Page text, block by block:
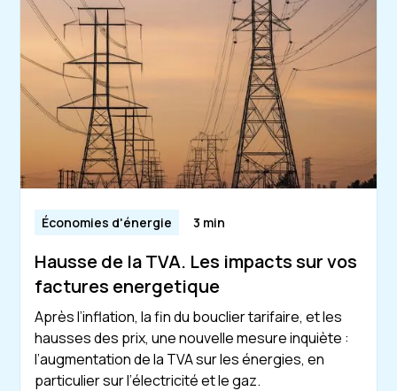
Économies d'énergie 3 min
Hausse de la TVA. Les impacts sur vos
factures energetique
Après l’inflation, la fin du bouclier tarifaire, et les
hausses des prix, une nouvelle mesure inquiète :
l’augmentation de la TVA sur les énergies, en
particulier sur l’électricité et le gaz.